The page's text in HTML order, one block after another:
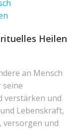
Heilen
an Mensch
seine
verstärken und
Lebenskraft,
versorgen und